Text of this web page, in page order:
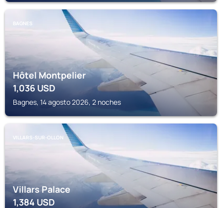
BAGNES
Hôtel Montpelier
1,036USD
Bagnes, 14 agosto 2026, 2 noches
VILLARS-SUR-OLLON
Villars Palace
1,384USD